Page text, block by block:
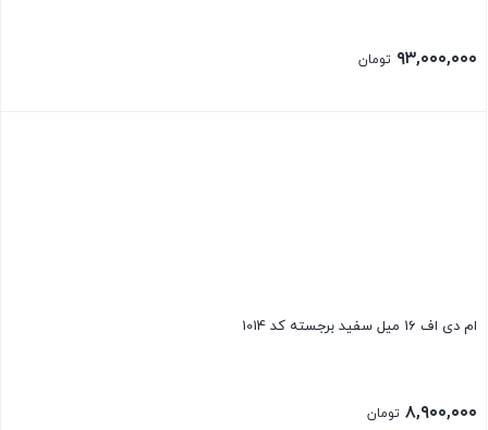
۹۳,۰۰۰,۰۰۰ تومان
ام دی اف 16 میل سفید برجسته کد 1014
۸,۹۰۰,۰۰۰ تومان